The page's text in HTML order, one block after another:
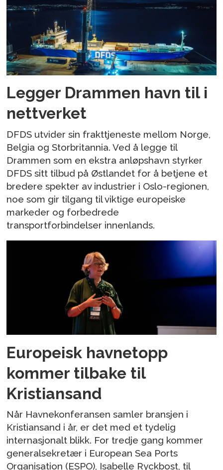
Legger Drammen havn til i
nettverket
DFDS utvider sin frakttjeneste mellom Norge,
Belgia og Storbritannia. Ved å legge til
Drammen som en ekstra anløpshavn styrker
DFDS sitt tilbud på Østlandet for å betjene et
bredere spekter av industrier i Oslo-regionen,
noe som gir tilgang til viktige europeiske
markeder og forbedrede
transportforbindelser innenlands.
Europeisk havnetopp
kommer tilbake til
Kristiansand
Når Havnekonferansen samler bransjen i
Kristiansand i år, er det med et tydelig
internasjonalt blikk. For tredje gang kommer
generalsekretær i European Sea Ports
Organisation (ESPO), Isabelle Ryckbost, til